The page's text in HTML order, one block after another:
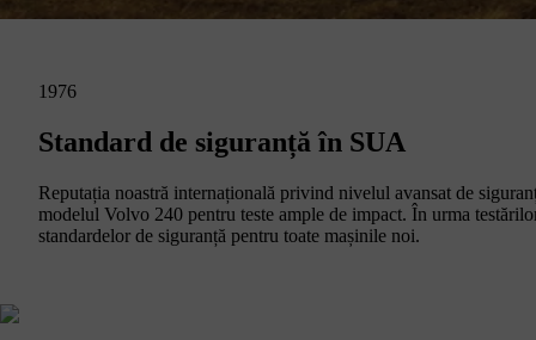
1976
Standard de siguranță în SUA
Reputația noastră internațională privind nivelul avansat de
modelul Volvo 240 pentru teste ample de impact. În urma
standardelor de siguranță pentru toate mașinile noi.